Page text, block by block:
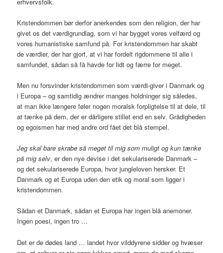
Kristendommen bør derfor anerkendes som den religion, der har
givet os det værdigrundlag, som vi har bygget vores velfærd og
vores humanistiske samfund på. For kristendommen har skabt
de værdier, der har gjort, at vi har fordelt rigdommene til alle i
samfundet, sådan så få havde for lidt og færre for meget.
Men nu forsvinder kristendommen som værdi-giver i Danmark og
i Europa – og samtidig ændrer manges holdninger sig således,
at man ikke længere føler nogen moralsk forpligtelse til at dele, til
at tænke på dem, der er dårligere stillet end en selv. Grådigheden
og egoismen har med andre ord fået det blå stempel.
Jeg skal bare skrabe så meget til mig som muligt og kun tænke
på mig selv, er den nye devise i det sekulariserede Danmark –
og det sekulariserede Europa, hvor jungleloven hersker. Et
Danmark og et Europa uden den etik og moral som ligger i
kristendommen.
Sådan et Danmark, sådan et Europa har ingen blå anemoner.
Ingen poesi, ingen tro …
Det er de dødes land … landet hvor vilddyrene sidder og hvæser